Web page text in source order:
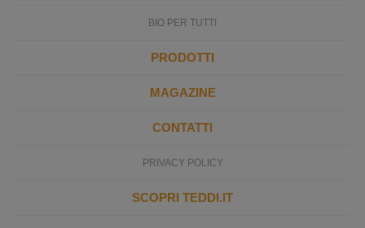
BIO PER TUTTI
PRODOTTI
MAGAZINE
CONTATTI
PRIVACY POLICY
SCOPRI TEDDI.IT